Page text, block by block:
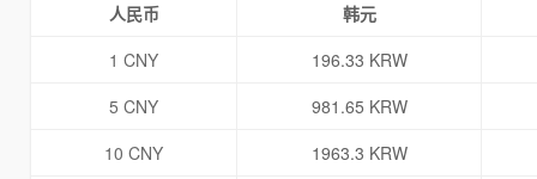
人民币
韩元
1 CNY
196.33 KRW
5 CNY
981.65 KRW
10 CNY
1963.3 KRW